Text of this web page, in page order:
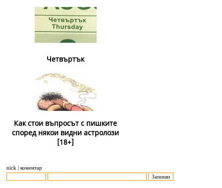
Четвъртък
Как стои въпросът с пишките
според някои видни астролози
[18+]
nick | коментар